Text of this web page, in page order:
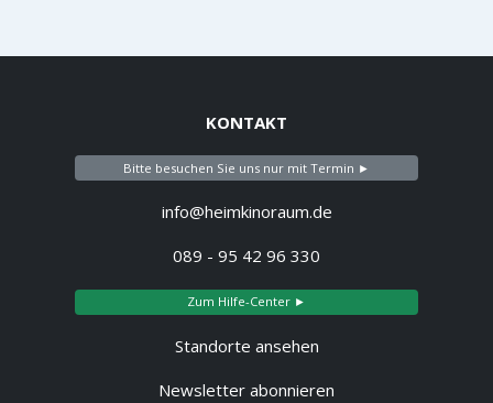
KONTAKT
Bitte besuchen Sie uns nur mit Termin ►
info@heimkinoraum.de
089 - 95 42 96 330
Zum Hilfe-Center ►
Standorte ansehen
Newsletter abonnieren